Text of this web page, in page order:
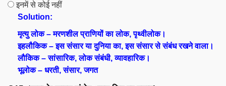
इनमें से कोई नहीं
Solution:
मृत्यु लोक – मरणशील प्राणियों का लोक, पृथ्वीलोक।
इहलौकिक – इस संसार या दुनिया का, इस संसार से संबंध रखने वाला।
लौकिक – सांसारिक, लोक संबंधी, व्यावहारिक।
भूलोक – धरती, संसार, जगत